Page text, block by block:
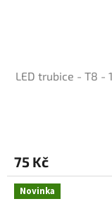
LED trubice - T8 -
je
4,1
5
75 Kč
Novinka